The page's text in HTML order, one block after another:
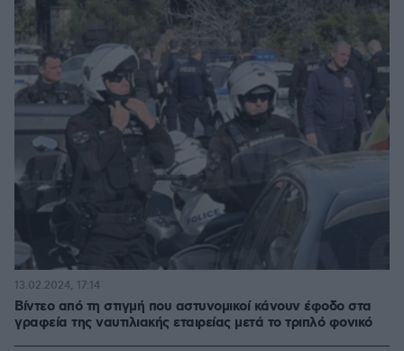
Βίντεο από τη στιγμή που αστυνομικοί κάνουν έφοδο στα
γραφεία της ναυτιλιακής εταιρείας μετά το τριπλό φονικό
13.02.2024, 17:14